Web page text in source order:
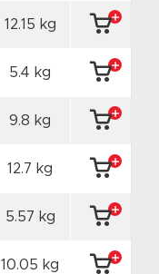
12.15 kg
5.4 kg
9.8 kg
12.7 kg
5.57 kg
10.05 kg